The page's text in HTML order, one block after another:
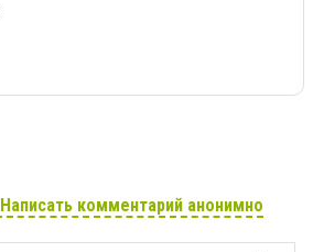
Написать комментарий анонимно